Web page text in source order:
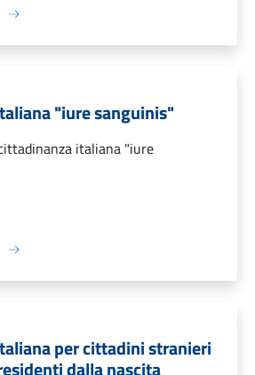
"iure sanguinis"
italiana "iure
per cittadini stranieri
dalla nascita